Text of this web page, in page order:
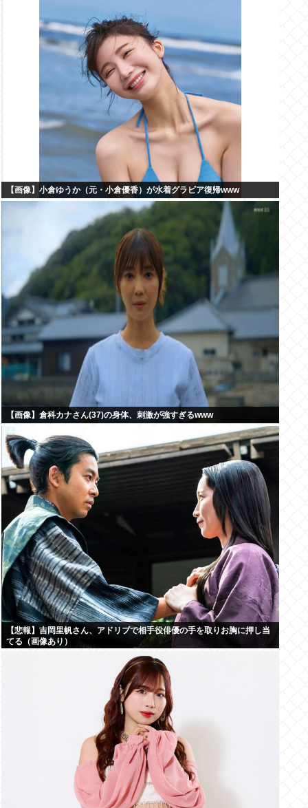
【画像】小倉ゆうか（元・小倉優香）が水着グラビア復帰www
【画像】倉科カナさん(37)の身体、刺激が強すぎるwww
【悲報】吉岡里帆さん、アドリブで相手役俳優の手を取りお胸に押し当
てる（画像あり）